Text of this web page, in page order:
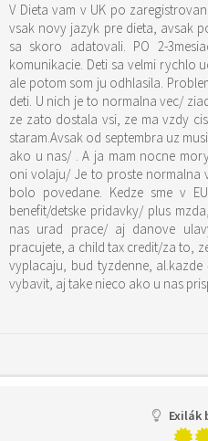
V Dieta vam v UK po
vsak novy jazyk pre dieta, avsak
sa skoro adatovali. PO 2-
komunikacie. Deti sa velmi rychlo
ale potom som ju odhlasila.
deti. U nich je to normalna vec/
ze zato dostala vsi, ze ma vzdy
staram.Avsak od septembra uz
ako u nas/ . A ja mam nocne
oni volaju/ Je to proste normalna
bolo povedane. Kedze sme v
benefit/detske pridavky/ plus
nas urad prace/ aj danove
pracujete, a child tax credit/za to,
vyplacaju, bud tyzdenne,
vybavit, aj take nieco ako u nas
Exilák